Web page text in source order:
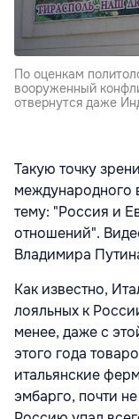
По оценкам
вооруженный
отвернутся даже
Такую точку
международного
тему: "Россия и
отношений".
Владимира
Как известно,
лояльных к
менее, даже с
этого года
итальянские
эмбарго, почти